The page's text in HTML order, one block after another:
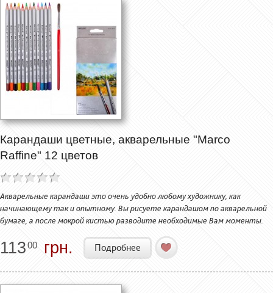
Карандаши цветные, акварельные "Marco
Raffine" 12 цветов
Акварельные карандаши это очень удобно любому художнику, как
начинающему так и опытному. Вы рисуете карандашом по акварельной
бумаге, а после мокрой кистью разводите необходимые Вам моменты.
11300 грн. Подробнее